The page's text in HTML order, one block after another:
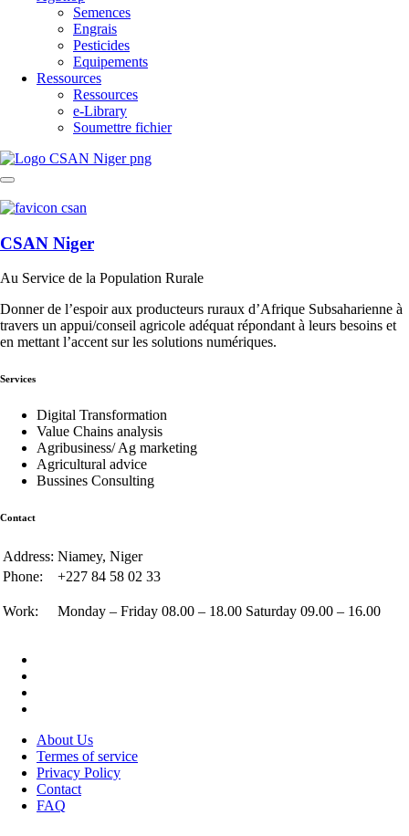
Semences
Engrais
Pesticides
Equipements
Ressources
Ressources
e-Library
Soumettre fichier
CSAN Niger
Au Service de la Population Rurale
Donner de l’espoir aux producteurs ruraux d’Afrique Subsaharienne à
travers un appui/conseil agricole adéquat répondant à leurs besoins et
en mettant l’accent sur les solutions numériques.
Services
Digital Transformation
Value Chains analysis
Agribusiness/ Ag marketing
Agricultural advice
Bussines Consulting
Contact
Address: Niamey, Niger
Phone:
+227 84 58 02 33
Work: Monday – Friday 08.00 – 18.00 Saturday 09.00 – 16.00
About Us
Termes of service
Privacy Policy
Contact
FAQ